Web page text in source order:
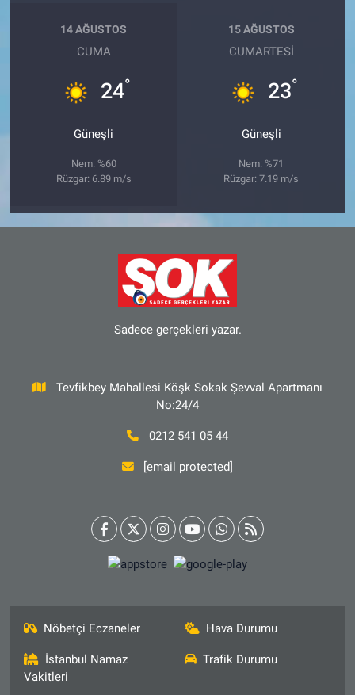
14 AĞUSTOS
CUMA
24°
Güneşli
Nem: %60
Rüzgar: 6.89 m/s
15 AĞUSTOS
CUMARTESI
23°
Güneşli
Nem: %71
Rüzgar: 7.19 m/s
Sadece gerçekleri yazar.
Tevfikbey Mahallesi Köşk Sokak Şevval Apartmanı
No:24/4
0212 541 05 44
[email protected]
Nöbetçi Eczaneler Hava Durumu
İstanbul Namaz
Vakitleri
Trafik Durumu